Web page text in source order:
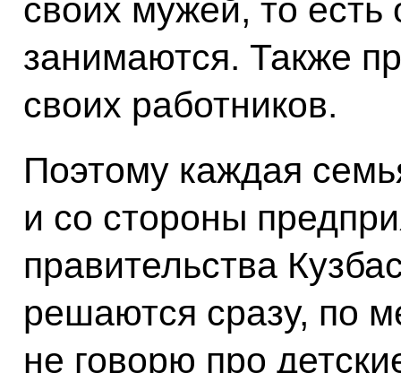
своих мужей, то
занимаются. Также
своих работников.
Поэтому каждая
и со стороны
правительства
решаются сразу, по
не говорю про